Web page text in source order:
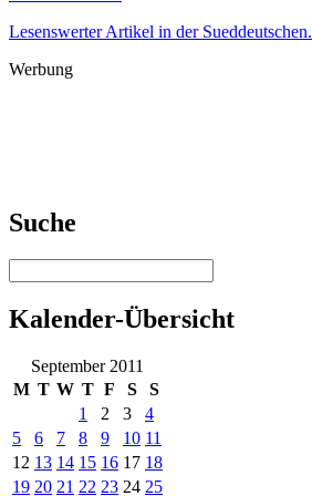
Lesenswerter Artikel in der Sueddeutschen.
Werbung
Suche
Kalender-Übersicht
September 2011
M T W T F S
S
1
2 3
4
5
6 7 8 9 10 11
12 13 14 15 16 17 18
19 20 21 22 23 24 25